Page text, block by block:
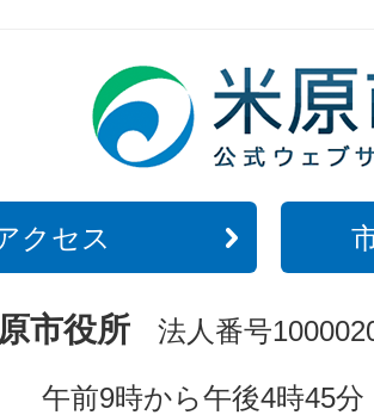
クセス
市役所 法人番号
午前9時から午後4時45分